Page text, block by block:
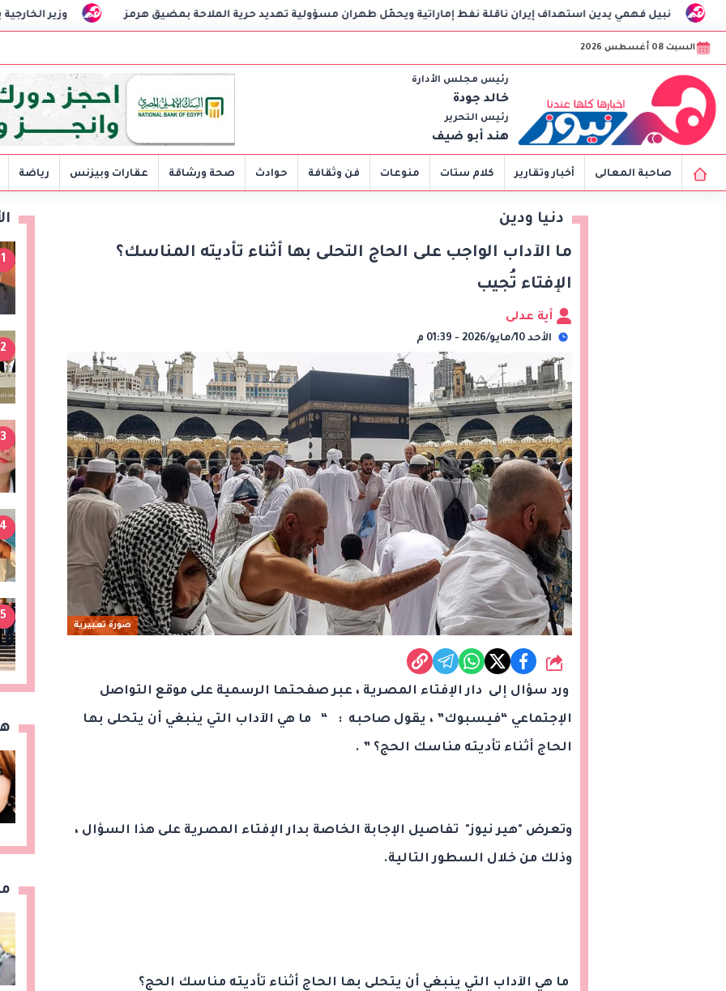
وزير الخارجية يبحث مع نظيره يدين استهداف إيران ناقلة نفط إماراتية ويحمّل طهران مسؤولية تهديد حرية الملاحة بمضيق هرمز
السبت 08 أغسطس 2026
رئيس مجلس الأدارة
خالد جودة
رئيس التحرير
هند أبو ضيف
صاحبة المعالى أخبار وتقارير كلام ستات منوعات فن وثقافة حوادث صحة ورشاقة عقارات وبيزنس رياضة
دنيا ودين
ما الآداب الواجب على الحاج التحلى بها أثناء تأديته المناسك؟
الإفتاء تُجيب
أية عدلى
الأحد 10/مايو/2026 - 01:39 م
صورة تعبيرية
شارك
ورد سؤال إلى دار الإفتاء المصرية ، عبر صفحتها الرسمية على موقع التواصل
الإجتماعي “فيسبوك” ، يقول صاحبه : “ ما هي الآداب التي ينبغي أن يتحلى بها
الحاج أثناء تأديته مناسك الحج؟ ” .
وتعرض "هير نيوز" تفاصيل الإجابة الخاصة بدار الإفتاء المصرية على هذا السؤال ،
وذلك من خلال السطور التالية.
ما هي الآداب التي ينبغي أن يتحلى بها الحاج أثناء تأديته مناسك الحج؟
1
2
3
4
5